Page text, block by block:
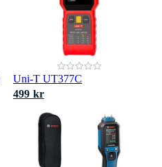
Uni-T UT377C
499 kr